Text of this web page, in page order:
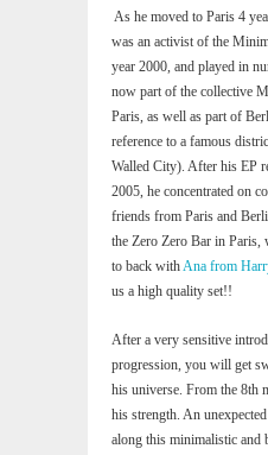
As he moved to Paris 4
was an activist of the
year 2000, and played in
now part of the collective
Paris, as well as part of
reference to a famous
Walled City). After his EP
2005, he concentrated on
friends from Paris and
the Zero Zero Bar in Paris,
to back withAna from
us a high quality set!!
After a very sensitive
progression, you will get
his universe. From the 8th
his strength. An
along this minimalistic and